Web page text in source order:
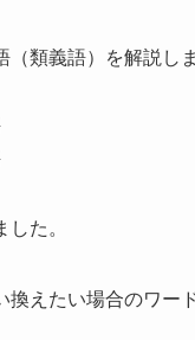
類義語）を解説しま
た。
えたい場合のワー